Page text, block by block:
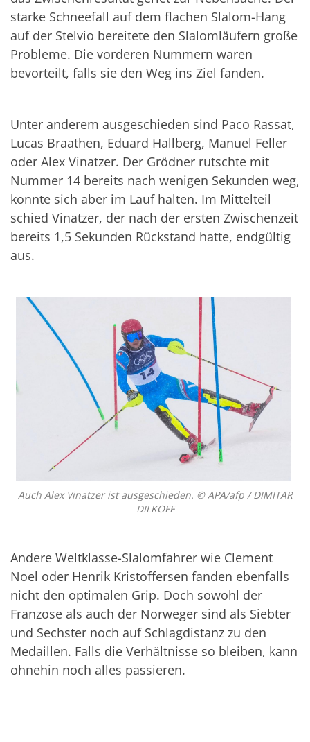
starke Schneefall auf dem flachen Slalom-Hang
auf der Stelvio bereitete den Slalomläufern große
Probleme. Die vorderen Nummern waren
bevorteilt, falls sie den Weg ins Ziel fanden.
Unter anderem ausgeschieden sind Paco Rassat,
Lucas Braathen, Eduard Hallberg, Manuel Feller
oder Alex Vinatzer. Der Grödner rutschte mit
Nummer 14 bereits nach wenigen Sekunden weg,
konnte sich aber im Lauf halten. Im Mittelteil
schied Vinatzer, der nach der ersten Zwischenzeit
bereits 1,5 Sekunden Rückstand hatte, endgültig
aus.
Auch Alex Vinatzer ist ausgeschieden. © APA/afp / DIMITAR
DILKOFF
Andere Weltklasse-Slalomfahrer wie Clement
Noel oder Henrik Kristoffersen fanden ebenfalls
nicht den optimalen Grip. Doch sowohl der
Franzose als auch der Norweger sind als Siebter
und Sechster noch auf Schlagdistanz zu den
Medaillen. Falls die Verhältnisse so bleiben, kann
ohnehin noch alles passieren.